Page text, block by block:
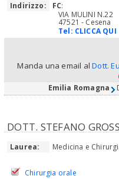
Indirizzo:
FC:
VIA MULINI N.22
47521 - Cesena
Tel: CLICCA QUI
Manda una email alDott.
Emilia Romagna
DOTT. STEFANO
Laurea: Medicina e
Chirurgia orale